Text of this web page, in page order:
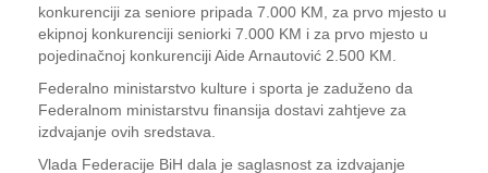
konkurenciji za seniore pripada 7.000 KM, za prvo mjesto u
ekipnoj konkurenciji seniorki 7.000 KM i za prvo mjesto u
pojedinačnoj konkurenciji Aide Arnautović 2.500 KM.
Federalno ministarstvo kulture i sporta je zaduženo da
Federalnom ministarstvu finansija dostavi zahtjeve za
izdvajanje ovih sredstava.
Vlada Federacije BiH dala je saglasnost za izdvajanje